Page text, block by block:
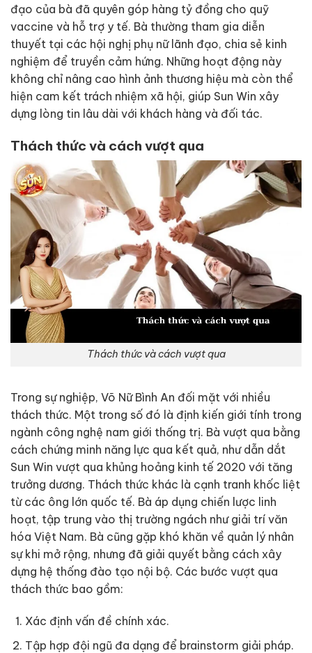
đạo của bà đã quyên góp hàng tỷ đồng cho quỹ
vaccine và hỗ trợ y tế. Bà thường tham gia diễn
thuyết tại các hội nghị phụ nữ lãnh đạo, chia sẻ kinh
nghiệm để truyền cảm hứng. Những hoạt động này
không chỉ nâng cao hình ảnh thương hiệu mà còn thể
hiện cam kết trách nhiệm xã hội, giúp Sun Win xây
dựng lòng tin lâu dài với khách hàng và đối tác.
Thách thức và cách vượt qua
Thách thức và cách vượt qua
Trong sự nghiệp, Võ Nữ Bình An đối mặt với nhiều
thách thức. Một trong số đó là định kiến giới tính trong
ngành công nghệ nam giới thống trị. Bà vượt qua bằng
cách chứng minh năng lực qua kết quả, như dẫn dắt
Sun Win vượt qua khủng hoảng kinh tế 2020 với tăng
trưởng dương. Thách thức khác là cạnh tranh khốc liệt
từ các ông lớn quốc tế. Bà áp dụng chiến lược linh
hoạt, tập trung vào thị trường ngách như giải trí văn
hóa Việt Nam. Bà cũng gặp khó khăn về quản lý nhân
sự khi mở rộng, nhưng đã giải quyết bằng cách xây
dựng hệ thống đào tạo nội bộ. Các bước vượt qua
thách thức bao gồm:
Xác định vấn đề chính xác.
Tập hợp đội ngũ đa dạng để brainstorm giải pháp.